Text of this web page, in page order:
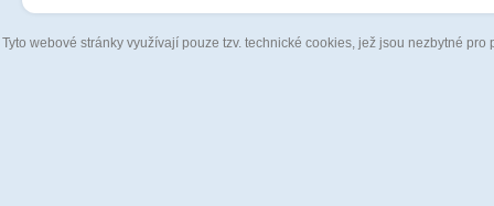
Tyto webové stránky využívají pouze tzv. technické cookies, jež jsou nezbytné